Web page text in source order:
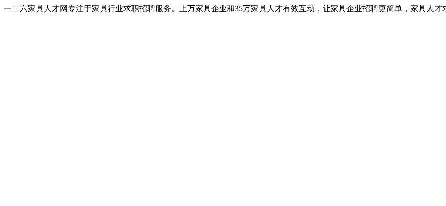
一二六家具人才网专注于家具行业求职招聘服务。上万家具企业和35万家具人才有效互动，让家具企业招聘更简单，家具人才